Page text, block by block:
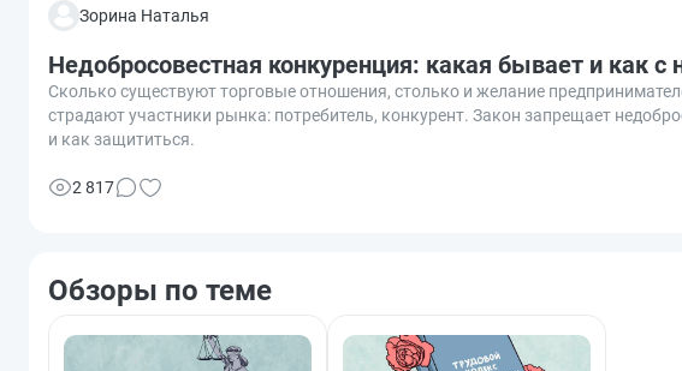
Зорина Наталья
Недобросовестная конкуренция: какая бывает и как с
Сколько существуют торговые отношения, столько и желание
страдают участники рынка: потребитель, конкурент. Закон запрещает
и как защититься.
2 817
Обзоры по теме